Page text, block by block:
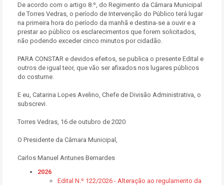
De acordo com o artigo 8.º, do Regimento da Câmara Municipal
de Torres Vedras, o período de Intervenção do Público terá lugar
na primeira hora do período da manhã e destina-se a ouvir e a
prestar ao público os esclarecimentos que forem solicitados,
não podendo exceder cinco minutos por cidadão.
PARA CONSTAR e devidos efeitos, se publica o presente Edital e
outros de igual teor, que vão ser afixados nos lugares públicos
do costume.
E eu, Catarina Lopes Avelino, Chefe de Divisão Administrativa, o
subscrevi.
Torres Vedras, 16 de outubro de 2020
O Presidente da Câmara Municipal,
Carlos Manuel Antunes Bernardes
2026
Edital N.º 122/2026 - Alteração ao regulamento da